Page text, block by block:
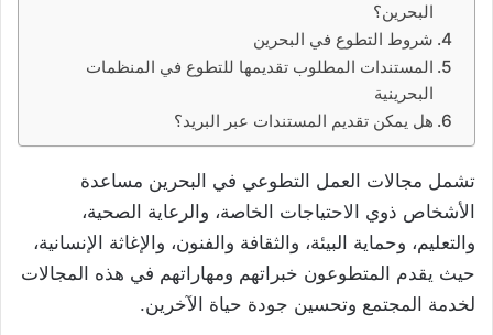
البحرين؟
شروط التطوع في البحرين
المستندات المطلوب تقديمها للتطوع في المنظمات
البحرينية
هل يمكن تقديم المستندات عبر البريد؟
تشمل مجالات العمل التطوعي في البحرين مساعدة
الأشخاص ذوي الاحتياجات الخاصة، والرعاية الصحية،
والتعليم، وحماية البيئة، والثقافة والفنون، والإغاثة الإنسانية،
حيث يقدم المتطوعون خبراتهم ومهاراتهم في هذه المجالات
لخدمة المجتمع وتحسين جودة حياة الآخرين.